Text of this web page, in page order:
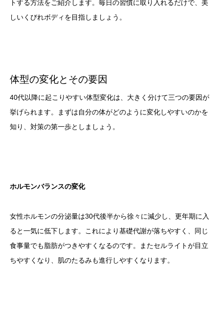
トする方法をご紹介します。毎日の習慣に取り入れるだけで、美
しいくびれボディを目指しましょう。
体型の変化とその要因
40代以降に起こりやすい体型変化は、大きく分けて三つの要因が
挙げられます。まずは自分の体がどのように変化しやすいのかを
知り、対策の第一歩としましょう。
ホルモンバランスの変化
女性ホルモンの分泌量は30代後半から徐々に減少し、更年期に入
ると一気に低下します。これにより基礎代謝が落ちやすく、同じ
食事量でも脂肪がつきやすくなるのです。またセルライトが目立
ちやすくなり、肌のたるみも進行しやすくなります。